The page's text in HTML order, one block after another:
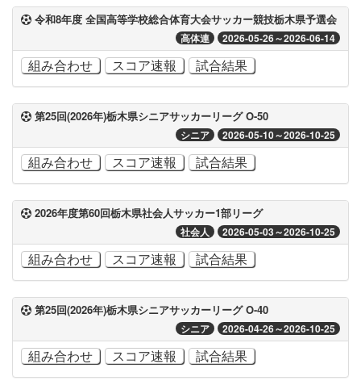
令和8年度 全国高等学校総合体育大会サッカー競技栃木県予選会
高体連 2026-05-26～2026-06-14
組み合わせ スコア速報 試合結果
第25回(2026年)栃木県シニアサッカーリーグ O-50
シニア 2026-05-10～2026-10-25
組み合わせ スコア速報 試合結果
2026年度第60回栃木県社会人サッカー1部リーグ
社会人 2026-05-03～2026-10-25
組み合わせ スコア速報 試合結果
第25回(2026年)栃木県シニアサッカーリーグ O-40
シニア 2026-04-26～2026-10-25
組み合わせ スコア速報 試合結果